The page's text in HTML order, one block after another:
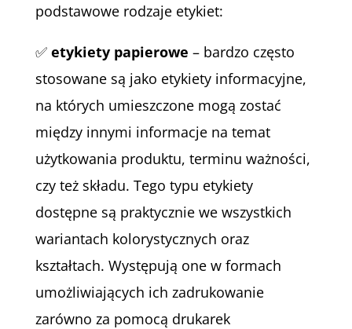
podstawowe rodzaje etykiet:
✅ etykiety papierowe – bardzo często
stosowane są jako etykiety informacyjne,
na których umieszczone mogą zostać
między innymi informacje na temat
użytkowania produktu, terminu ważności,
czy też składu. Tego typu etykiety
dostępne są praktycznie we wszystkich
wariantach kolorystycznych oraz
kształtach. Występują one w formach
umożliwiających ich zadrukowanie
zarówno za pomocą drukarek